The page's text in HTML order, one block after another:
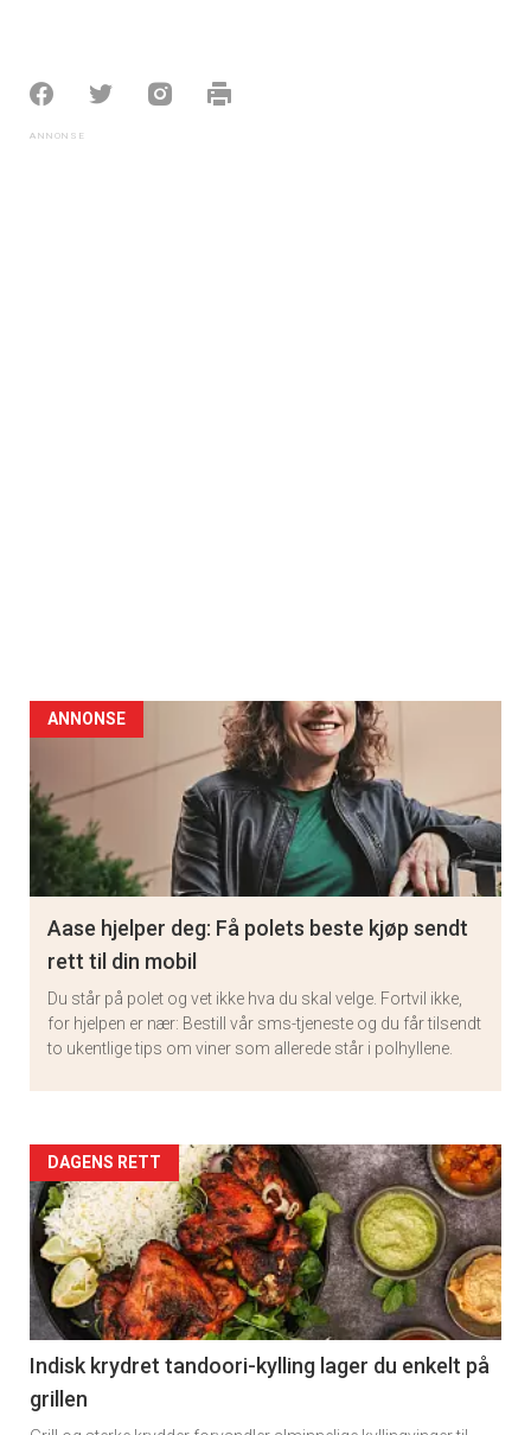
ANNONSE
Aase hjelper deg: Få polets beste kjøp sendt
rett til din mobil
Du står på polet og vet ikke hva du skal velge. Fortvil ikke,
for hjelpen er nær: Bestill vår sms-tjeneste og du får tilsendt
to ukentlige tips om viner som allerede står i polhyllene.
Artikler
detail
-
section
11
DAGENS RETT
Indisk krydret tandoori-kylling lager du enkelt på
grillen